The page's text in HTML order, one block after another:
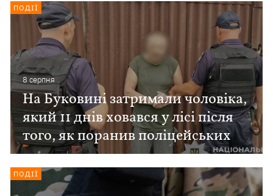
8 серпня
На Буковині затримали чоловіка,
який 11 днів ховався у лісі після
того, як поранив поліцейських
ПОДІЇ
ПОДІЇ